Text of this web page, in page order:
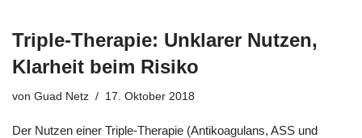
Triple-Therapie: Unklarer Nutzen,
Klarheit beim Risiko
von Guad Netz 17. Oktober 2018
Der Nutzen einer Triple-Therapie (Antikoagulans, ASS und